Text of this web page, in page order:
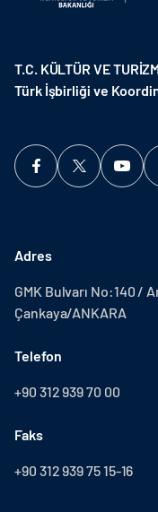
T.C. KÜLTÜR VE
Türk İşbirliği ve
Adres
GMK Bulvarı No:140 /
Çankaya/ANKARA
Telefon
+90 312 939 70 00
Faks
+90 312 939 75 15-16